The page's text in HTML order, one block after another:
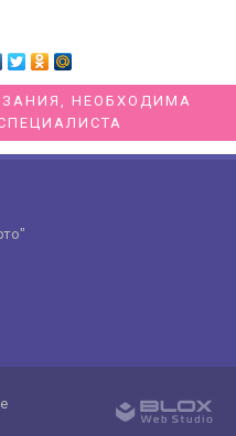
НЕОБХОДИМА